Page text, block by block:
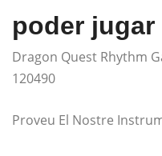
poder jugar
Dragon Quest Rhythm
120490
Proveu El Nostre